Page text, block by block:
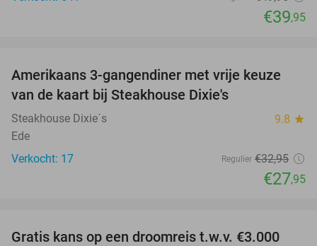
€39,95
15%
TODAY
Amerikaans 3-gangendiner met vrije keuze
van de kaart bij Steakhouse Dixie's
Steakhouse Dixie´s 9.8 star
Ede
Verkocht: 17
Regulier €32,95
€27,95
Gratis kans op een droomreis t.w.v. €3.000